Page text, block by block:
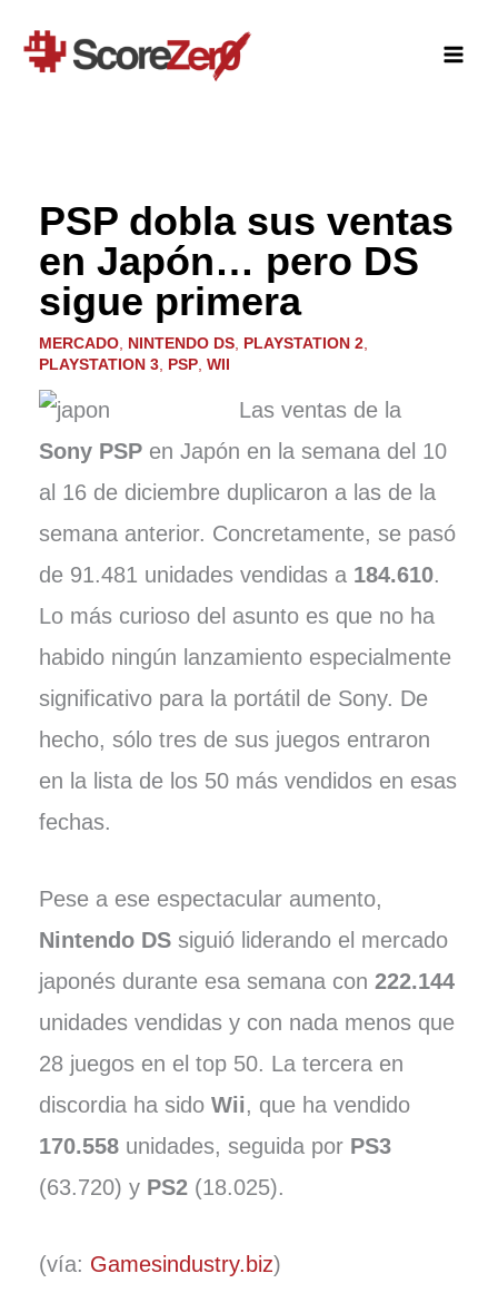
contenido
PSP dobla sus ventas
en Japón… pero DS
sigue primera
MERCADO, NINTENDO DS, PLAYSTATION 2,
PLAYSTATION 3, PSP, WII
Las ventas de la
Sony PSPen Japón en la semana del 10
al 16 de diciembre duplicaron a las de la
semana anterior. Concretamente, se pasó
de 91.481 unidades vendidas a 184.610.
Lo más curioso del asunto es que no ha
habido ningún lanzamiento especialmente
significativo para la portátil de Sony. De
hecho, sólo tres de sus juegos entraron
en la lista de los 50 más vendidos en esas
fechas.
Pese a ese espectacular aumento,
Nintendo DSsiguió liderando el mercado
japonés durante esa semana con 222.144
unidades vendidas y con nada menos que
28 juegos en el top 50. La tercera en
discordia ha sido Wii, que ha vendido
170.558unidades, seguida por PS3
(63.720) y PS2 (18.025).
(vía: Gamesindustry.biz)